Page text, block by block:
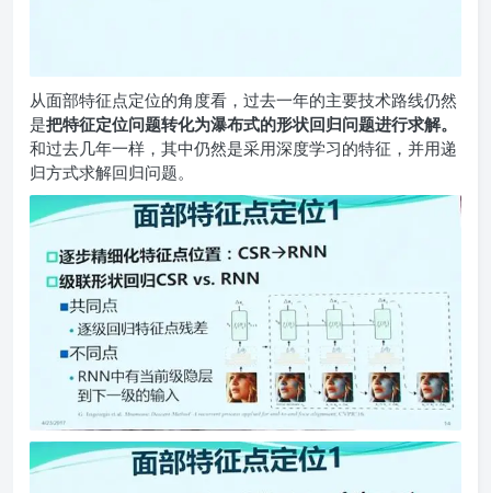
从面部特征点定位的角度看，过去一年的主要技术路线仍然
是把特征定位问题转化为瀑布式的形状回归问题进行求解。
和过去几年一样，其中仍然是采用深度学习的特征，并用递
归方式求解回归问题。